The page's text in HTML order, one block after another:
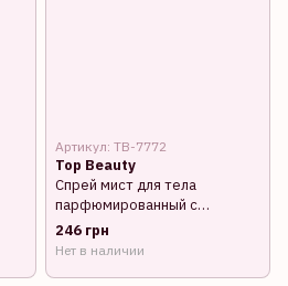
Артикул: TB-7772
Top Beauty
Спрей мист для тела
парфюмированный с
шиммером Top Beauty
Sorbeto Rose, 125 мл
246 грн
Нет в наличии